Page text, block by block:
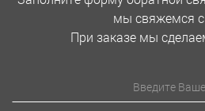
мы свяжемся
При заказе мы